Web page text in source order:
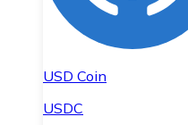
USD Coin
USDC